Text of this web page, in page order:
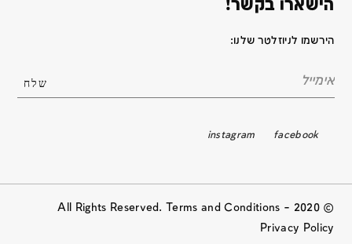
הישארו בקשר!
הירשמו לניוזלטר שלנו:
facebook
instagram
© 2020 All Rights Reserved. Terms and Conditions –
Privacy Policy